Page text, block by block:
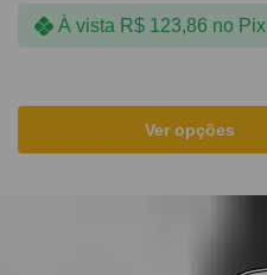
À vista R$123,86 no Pix
Ver opções